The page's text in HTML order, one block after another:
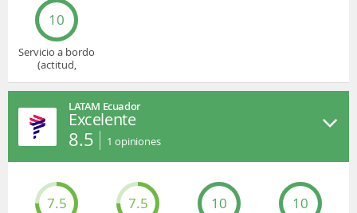
10
Servicio a bordo
(actitud,
LATAM Ecuador
Excelente
8.5 1 opiniones
7.5 7.5 10 10